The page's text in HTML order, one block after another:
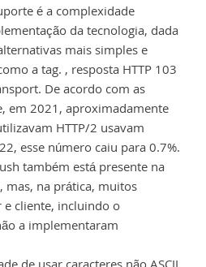
é a complexidade
da tecnologia, dada
mais simples e
a tag. , resposta HTTP 103
De acordo com as
em 2021, aproximadamente
HTTP/2 usavam
esse número caiu para 0.7%.
também está presente na
mas, na prática, muitos
e cliente, incluindo o
a implementaram
de usar caracteres não ASCII